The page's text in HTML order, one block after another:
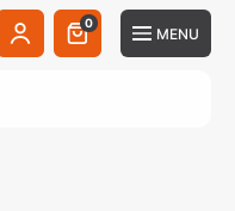
0
MENU